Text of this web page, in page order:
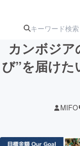
カンボジア
び”を届け
MIFO